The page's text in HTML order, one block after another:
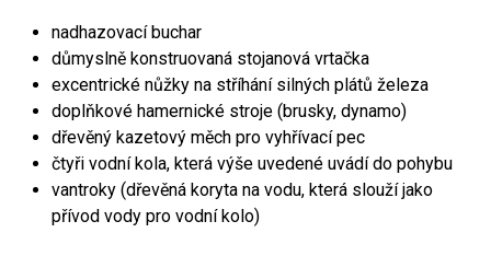
nadhazovací buchar
důmyslně konstruovaná stojanová vrtačka
excentrické nůžky na stříhání silných plátů železa
doplňkové hamernické stroje (brusky, dynamo)
dřevěný kazetový měch pro vyhřívací pec
čtyři vodní kola, která výše uvedené uvádí do pohybu
vantroky (dřevěná koryta na vodu, která slouží jako
přívod vody pro vodní kolo)